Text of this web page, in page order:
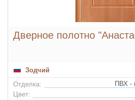
Дверное полотно
Зодчий
Отделка:
Цвет: